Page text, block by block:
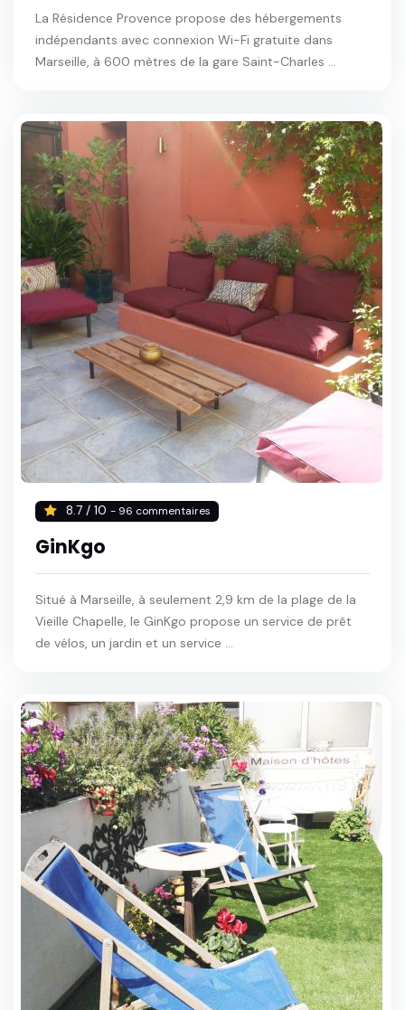
La Résidence Provence propose des hébergements
indépendants avec connexion Wi-Fi gratuite dans
Marseille, à 600 mètres de la gare Saint-Charles ...
8.7 / 10 - 96 commentaires
GinKgo
Situé à Marseille, à seulement 2,9 km de la plage de la
Vieille Chapelle, le GinKgo propose un service de prêt
de vélos, un jardin et un service ...